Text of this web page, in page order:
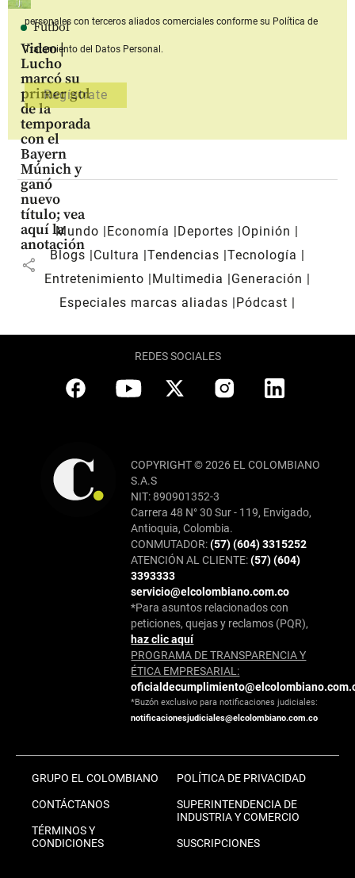
Fútbol
Video |
Lucho
marcó su
primer gol
de la
temporada
con el
Bayern
Múnich y
ganó
nuevo
título; vea
aquí la
anotación
share
personales con terceros aliados comerciales conforme su Política de
Tratamiento del Datos Personal.
Mundo Economía Deportes
Opinión
Blogs
Cultura Tendencias Tecnología
Entretenimiento
Multimedia
Generación
Especiales marcas aliadas
Pódcast
REDES SOCIALES
COPYRIGHT © 2026 EL COLOMBIANO
S.A.S
NIT: 890901352-3
Carrera 48 N° 30 Sur - 119, Envigado,
Antioquia, Colombia.
CONMUTADOR:(57) (604) 3315252
ATENCIÓN AL CLIENTE:(57) (604)
3393333
servicio@elcolombiano.com.co
*Para asuntos relacionados con
peticiones, quejas y reclamos (PQR),
haz clic aquí
PROGRAMA DE TRANSPARENCIA Y
ÉTICA EMPRESARIAL:
*Buzón exclusivo para notificaciones judiciales:
notificacionesjudiciales@elcolombiano.com.co
GRUPO EL COLOMBIANO
CONTÁCTANOS
TÉRMINOS Y
CONDICIONES
POLÍTICA DE PRIVACIDAD
SUPERINTENDENCIA DE
INDUSTRIA Y COMERCIO
SUSCRIPCIONES